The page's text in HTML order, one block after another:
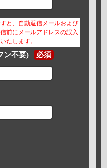
と、自動返信メールおよび
前にメールアドレスの誤入
たします。
ン不要) 必須